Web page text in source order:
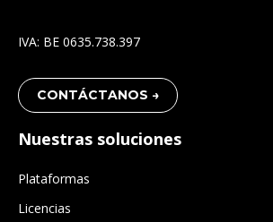
IVA: BE 0635.738.397
CONTÁCTANOS →
Nuestras soluciones
Plataformas
Licencias